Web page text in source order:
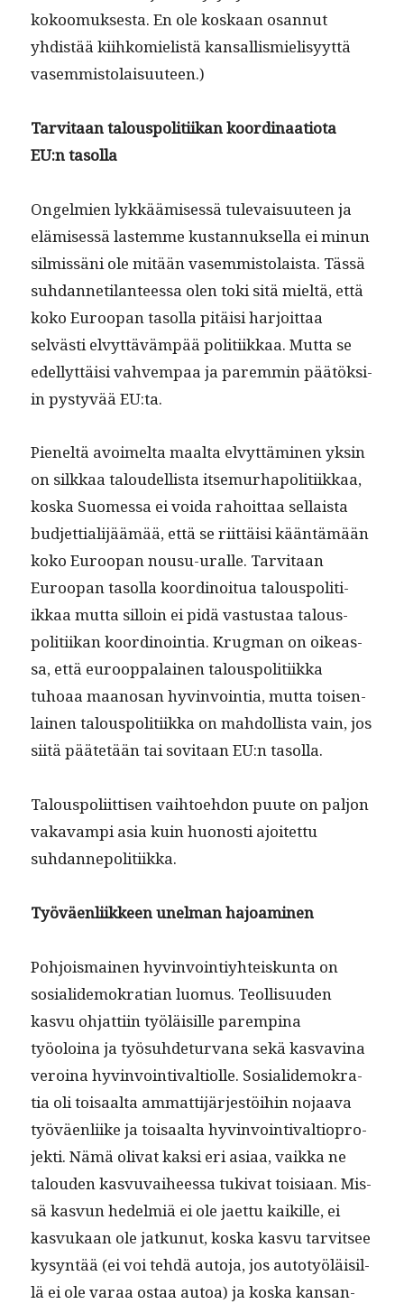
kokoomuk­ses­ta. En ole koskaan osan­nut
yhdis­tää kiihkomielistä kansal­lis­mielisyyt­tä
vasemmistolaisuuteen.)
Tarvi­taan talous­poli­ti­ikan koor­di­naa­tio­ta
EU:n tasolla
Ongelmien lykkäämisessä tule­vaisu­u­teen ja
elämisessä lastemme kus­tan­nuk­sel­la ei min­un
silmis­säni ole mitään vasem­mis­to­laista. Tässä
suh­dan­neti­lanteessa olen toki sitä mieltä, että
koko Euroopan tasol­la pitäisi har­joit­taa
selvästi elvyt­täväm­pää poli­ti­ikkaa. Mut­ta se
edel­lyt­täisi vahvem­paa ja parem­min päätök­si­
in pystyvää EU:ta.
Pieneltä avoimelta maal­ta elvyt­tämi­nen yksin
on silkkaa taloudel­lista itse­murhapoli­ti­ikkaa,
kos­ka Suomes­sa ei voi­da rahoit­taa sel­l­aista
bud­jet­tial­i­jäämää, että se riit­täisi kään­tämään
koko Euroopan nousu-uralle. Tarvi­taan
Euroopan tasol­la koordi­noitua talous­poli­ti­
ikkaa mut­ta sil­loin ei pidä vas­tus­taa talous­
poli­ti­ikan koordi­noin­tia. Krug­man on oike­as­
sa, että euroop­palainen talous­poli­ti­ik­ka
tuhoaa maanosan hyv­in­voin­tia, mut­ta toisen­
lainen talous­poli­ti­ik­ka on mah­dol­lista vain, jos
siitä päätetään tai sovi­taan EU:n tasolla.
Talous­poli­it­tisen vai­h­toe­hdon puute on paljon
vakavampi asia kuin huonos­ti ajoitet­tu
suhdannepolitiikka.
Työväen­li­ik­keen unel­man hajoaminen
Pohjo­is­mainen hyv­in­voin­tiy­hteiskun­ta on
sosialidemokra­t­ian luo­mus. Teol­lisu­u­den
kasvu ohjat­ti­in työläisille paremp­ina
työoloina ja työ­suhde­tur­vana sekä kas­vav­ina
veroina hyv­in­voin­ti­val­ti­olle. Sosialidemokra­
tia oli toisaal­ta ammat­ti­jär­jestöi­hin nojaa­va
työväen­li­ike ja toisaal­ta hyv­in­voin­ti­val­tio­pro­
jek­ti. Nämä oli­vat kak­si eri asi­aa, vaik­ka ne
talouden kasvu­vai­heessa tuki­vat toisi­aan. Mis­
sä kasvun hedelmiä ei ole jaet­tu kaikille, ei
kasvukaan ole jatkunut, kos­ka kasvu tarvit­see
kysyn­tää (ei voi tehdä auto­ja, jos auto­työläisil­
lä ei ole varaa ostaa autoa) ja kos­ka kansan­